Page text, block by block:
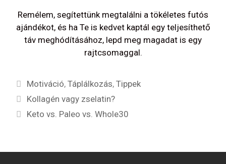
Remélem, segítettünk megtalálni a tökéletes futós
ajándékot, és ha Te is kedvet kaptál egy teljesíthető
táv meghódításához, lepd meg magadat is egy
rajtcsomaggal.
Kategória
Motiváció,Táplálkozás,Tippek
Kollagén vagy zselatin?
Keto vs. Paleo vs. Whole30